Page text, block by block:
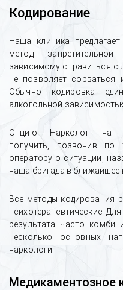
Кодирование
Наша клиника
метод
зависимому справиться с
не позволяет сорваться
Обычно кодировка
алкогольной
Опцию Нарколог на
получить, позвонив по
оператору о ситуации,
наша бригада в ближайшее
Все методы кодирования
психотерапевтические.
результата часто
несколько основных
наркологи.
Медикаментозное